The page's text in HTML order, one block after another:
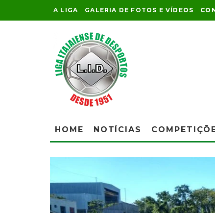
A LIGA GALERIA DE FOTOS E VÍDEOS
HOME NOTÍCIAS